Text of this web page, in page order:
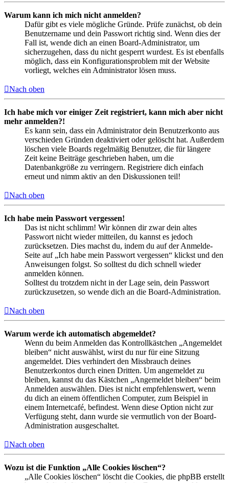
Warum kann ich mich nicht anmelden?
Dafür gibt es viele mögliche Gründe. Prüfe zunächst, ob dein
Benutzername und dein Passwort richtig sind. Wenn dies der
Fall ist, wende dich an einen Board-Administrator, um
sicherzugehen, dass du nicht gesperrt wurdest. Es ist ebenfalls
möglich, dass ein Konfigurationsproblem mit der Website
vorliegt, welches ein Administrator lösen muss.
Nach oben
Ich habe mich vor einiger Zeit registriert, kann mich aber nicht
mehr anmelden?!
Es kann sein, dass ein Administrator dein Benutzerkonto aus
verschieden Gründen deaktiviert oder gelöscht hat. Außerdem
löschen viele Boards regelmäßig Benutzer, die für längere
Zeit keine Beiträge geschrieben haben, um die
Datenbankgröße zu verringern. Registriere dich einfach
erneut und nimm aktiv an den Diskussionen teil!
Nach oben
Ich habe mein Passwort vergessen!
Das ist nicht schlimm! Wir können dir zwar dein altes
Passwort nicht wieder mitteilen, du kannst es jedoch
zurücksetzen. Dies machst du, indem du auf der Anmelde-
Seite auf „Ich habe mein Passwort vergessen“ klickst und den
Anweisungen folgst. So solltest du dich schnell wieder
anmelden können.
Solltest du trotzdem nicht in der Lage sein, dein Passwort
zurückzusetzen, so wende dich an die Board-Administration.
Nach oben
Warum werde ich automatisch abgemeldet?
Wenn du beim Anmelden das Kontrollkästchen „Angemeldet
bleiben“ nicht auswählst, wirst du nur für eine Sitzung
angemeldet. Dies verhindert den Missbrauch deines
Benutzerkontos durch einen Dritten. Um angemeldet zu
bleiben, kannst du das Kästchen „Angemeldet bleiben“ beim
Anmelden auswählen. Dies ist nicht empfehlenswert, wenn
du dich an einem öffentlichen Computer, zum Beispiel in
einem Internetcafé, befindest. Wenn diese Option nicht zur
Verfügung steht, dann wurde sie vermutlich von der Board-
Administration ausgeschaltet.
Nach oben
Wozu ist die Funktion „Alle Cookies löschen“?
„Alle Cookies löschen“ löscht die Cookies, die phpBB erstellt